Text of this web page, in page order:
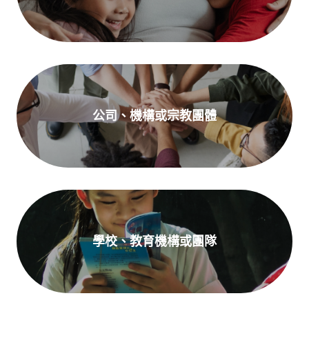
公司、機構或宗教團體
學校、教育機構或團隊